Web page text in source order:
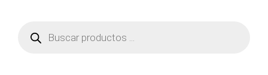
productos